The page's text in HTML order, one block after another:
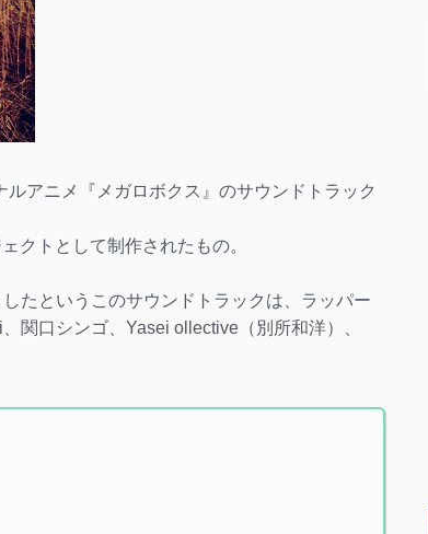
アニメ『メガロボクス』のサウンドトラック
クトとして制作されたもの。
たというこのサウンドトラックは、ラッパー
関口シンゴ、Yasei ollective（別所和洋）、